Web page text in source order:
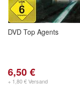
DVD Top Agents
6,50 €
+ 1,80 € Versand